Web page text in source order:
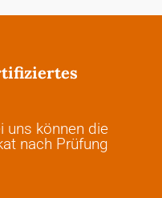
uns können die
nach Prüfung